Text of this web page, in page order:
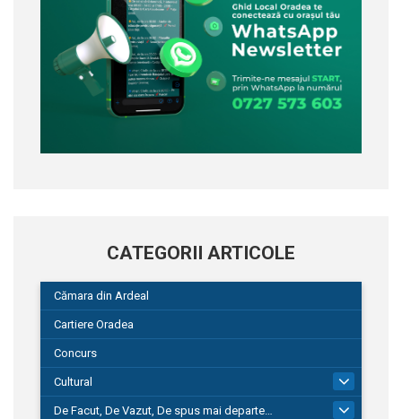
CATEGORII ARTICOLE
Cămara din Ardeal
Cartiere Oradea
Concurs
Cultural
De Facut, De Vazut, De spus mai departe…
580